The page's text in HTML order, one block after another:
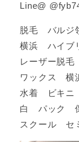
Line@
脱毛 バルジ
横浜 ハイブ
レーザー脱
ワックス
水着 ビキ
白 パック
スクール セ